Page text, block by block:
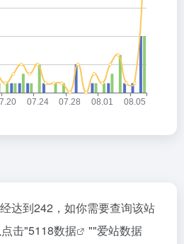
达到242，如你需要查询该站
击"5118数据 ""爱站数据